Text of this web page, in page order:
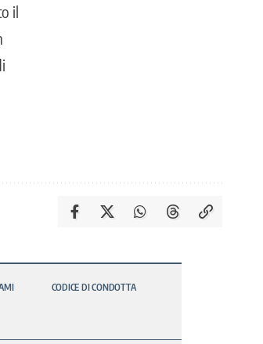
il
CODICE DI CONDOTTA